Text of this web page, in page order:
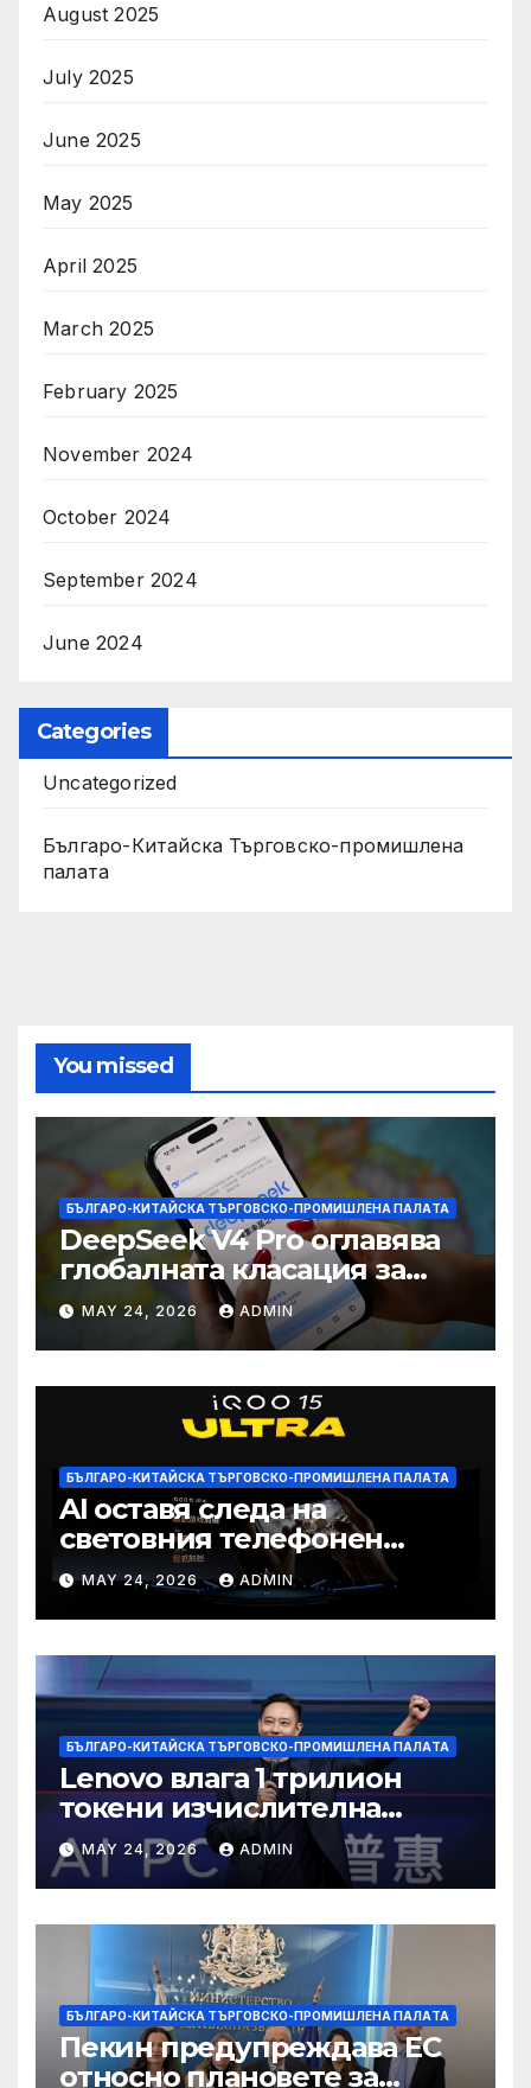
August 2025
July 2025
June 2025
May 2025
April 2025
March 2025
February 2025
November 2024
October 2024
September 2024
June 2024
Categories
Uncategorized
Българо-Китайска Търговско-промишлена
палaта
You missed
БЪЛГАРО-КИТАЙСКА ТЪРГОВСКО-ПРОМИШЛЕНА ПАЛAТА
DeepSeek V4 Pro оглавява
глобалната класация за
печалба след 75%
намаление на цената
MAY 24, 2026 ADMIN
БЪЛГАРО-КИТАЙСКА ТЪРГОВСКО-ПРОМИШЛЕНА ПАЛAТА
AI оставя следа на
световния телефонен
пазар
MAY 24, 2026 ADMIN
БЪЛГАРО-КИТАЙСКА ТЪРГОВСКО-ПРОМИШЛЕНА ПАЛAТА
Lenovo влага 1 трилион
токени изчислителна
мощност в AI екосистемата
MAY 24, 2026 ADMIN
БЪЛГАРО-КИТАЙСКА ТЪРГОВСКО-ПРОМИШЛЕНА ПАЛAТА
Пекин предупреждава ЕС
относно плановете за